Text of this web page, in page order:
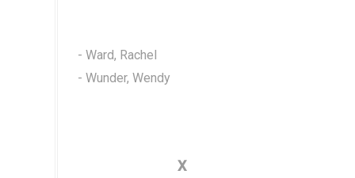
- Ward, Rachel
- Wunder, Wendy
X